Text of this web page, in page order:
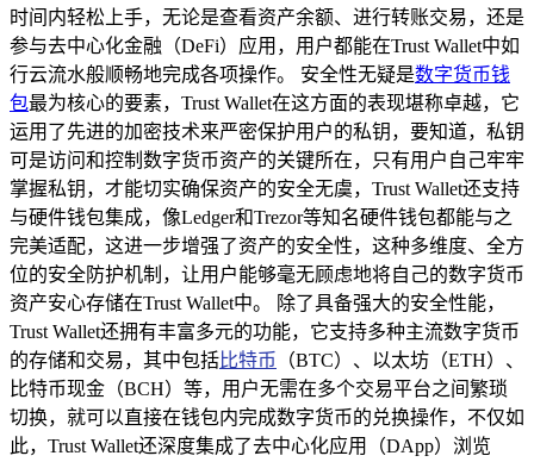
时间内轻松上手，无论是查看资产余额、进行转账交易，还是
参与去中心化金融（DeFi）应用，用户都能在Trust Wallet中如
行云流水般顺畅地完成各项操作。 安全性无疑是数字货币钱
包最为核心的要素，Trust Wallet在这方面的表现堪称卓越，它
运用了先进的加密技术来严密保护用户的私钥，要知道，私钥
可是访问和控制数字货币资产的关键所在，只有用户自己牢牢
掌握私钥，才能切实确保资产的安全无虞，Trust Wallet还支持
与硬件钱包集成，像Ledger和Trezor等知名硬件钱包都能与之
完美适配，这进一步增强了资产的安全性，这种多维度、全方
位的安全防护机制，让用户能够毫无顾虑地将自己的数字货币
资产安心存储在Trust Wallet中。 除了具备强大的安全性能，
Trust Wallet还拥有丰富多元的功能，它支持多种主流数字货币
的存储和交易，其中包括比特币
（BTC）、以太坊（ETH）、
比特币现金（BCH）等，用户无需在多个交易平台之间繁琐
切换，就可以直接在钱包内完成数字货币的兑换操作，不仅如
此，Trust Wallet还深度集成了去中心化应用（DApp）浏览